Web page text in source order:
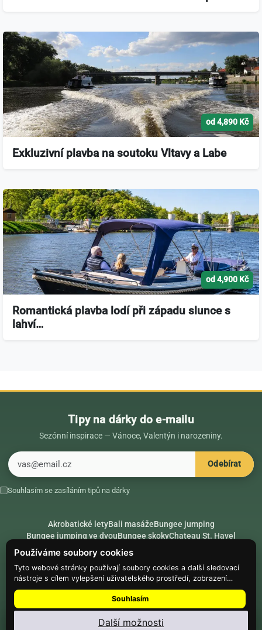
Používáme soubory cookies
Tyto webové stránky používají soubory cookies a další sledovací
nástroje s cílem vylepšení uživatelského prostředí, zobrazení
přizpůsobeného obsahu a reklam, analýzy návštěvnosti webových
stránek a zjištění zdroje návštěvnosti.
Souhlasím
Další možnosti
od 4,890 Kč
Exkluzivní plavba na soutoku Vltavy a Labe
od 4,900 Kč
Romantická plavba lodí při západu slunce s
lahví…
Tipy na dárky do e-mailu
Sezónní inspirace — Vánoce, Valentýn i narozeniny.
Odebírat
Souhlasím se zasíláním tipů na dárky
Akrobatické letyBali masážeBungee jumping
Bungee jumping ve dvouBungee skokyChateau St. Havel
Dárek k 18. narozeninám
Dárek k 40. narozeninám
RádceSecret SantaSložte se na dárek
PARTNEŘIHike.placeClimbing.place
© Web Development — Good Experience s.r.o.
Najdi Dárek: menu ⋮ → Nainstalovat aplikaci